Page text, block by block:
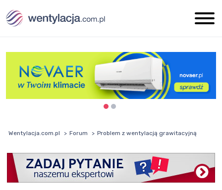
Wentylacja.com.pl Forum Problem z wentylacją grawitacyjną